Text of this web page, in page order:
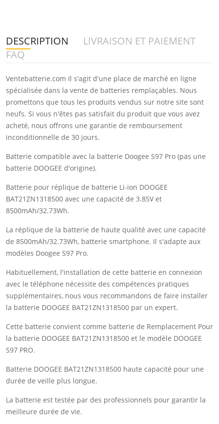
DESCRIPTION
LIVRAISON ET PAIEMENT
FAQ
Ventebatterie.com Il s'agit d'une place de marché en ligne
spécialisée dans la vente de batteries remplaçables. Nous
promettons que tous les produits vendus sur notre site sont
neufs. Si vous n'êtes pas satisfait du produit que vous avez
acheté, nous offrons une garantie de remboursement
inconditionnelle de 30 jours.
Batterie compatible avec la batterie Doogee S97 Pro (pas une
batterie DOOGEE d'origine).
Batterie pour réplique de batterie Li-ion DOOGEE
BAT21ZN1318500 avec une capacité de 3.85V et
8500mAh/32.73Wh.
La réplique de la batterie de haute qualité avec une capacité
de 8500mAh/32.73Wh, batterie smartphone. Il s'adapte aux
modèles Doogee S97 Pro.
Habituellement, l'installation de cette batterie en connexion
avec le téléphone nécessite des compétences pratiques
supplémentaires, nous vous recommandons de faire installer
la batterie DOOGEE BAT21ZN1318500 par un expert.
Cette batterie convient comme batterie de Remplacement Pour
la batterie DOOGEE BAT21ZN1318500 et le modèle DOOGEE
S97 PRO.
Batterie DOOGEE BAT21ZN1318500 haute capacité pour une
durée de veille plus longue.
La batterie est testée par des professionnels pour garantir la
meilleure durée de vie.